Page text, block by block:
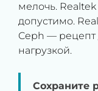
мелочь.
допустимо.
Ceph —
нагрузкой.
Сохраните